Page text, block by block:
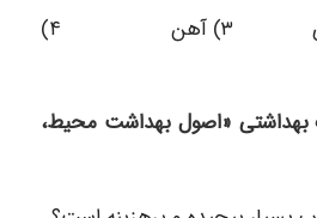
۱) مس ۲) روی ۳) آهن ۴)
«اصول بهداشت محیط،